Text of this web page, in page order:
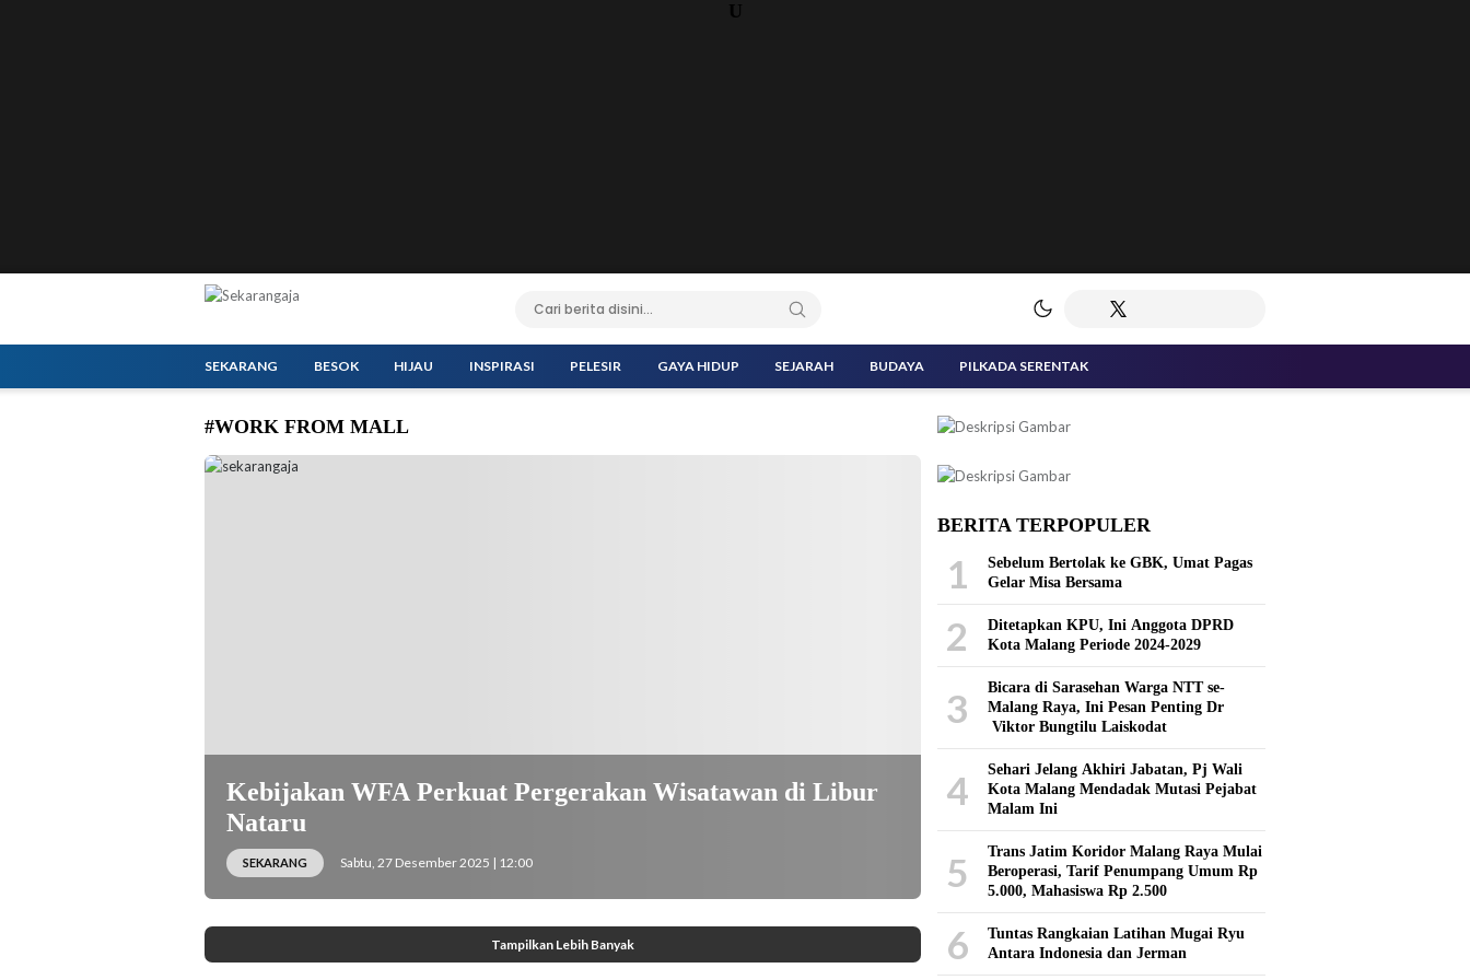
U
SEKARANG BESOK HIJAU INSPIRASI PELESIR GAYA HIDUP SEJARAH BUDAYA PILKADA SERENTAK
#WORK FROM MALL
Menteri Pariwisata Widiyanti Putri Wardhana saat meninjau program "BINA Indonesia Great Sale 2025" di Mall
Kebijakan WFA Perkuat Pergerakan Wisatawan di Libur
Nataru
SEKARANG Sabtu, 27 Desember 2025 | 12:00
Tampilkan Lebih Banyak
BERITA TERPOPULER
1
Sebelum Bertolak ke GBK, Umat Pagas
Gelar Misa Bersama
2
Ditetapkan KPU, Ini Anggota DPRD
Kota Malang Periode 2024-2029
3
Bicara di Sarasehan Warga NTT se-
Malang Raya, Ini Pesan Penting Dr
Viktor Bungtilu Laiskodat
4
Sehari Jelang Akhiri Jabatan, Pj Wali
Kota Malang Mendadak Mutasi Pejabat
Malam Ini
5
Trans Jatim Koridor Malang Raya Mulai
Beroperasi, Tarif Penumpang Umum Rp
5.000, Mahasiswa Rp 2.500
6
Tuntas Rangkaian Latihan Mugai Ryu
Antara Indonesia dan Jerman